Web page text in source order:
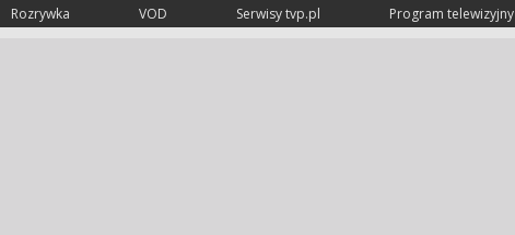
Rozrywka VOD Serwisy tvp.pl Program telewizyjny